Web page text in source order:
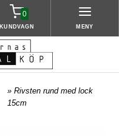
0
KUNDVAGN MENY
» Rivsten rund med lock
15cm